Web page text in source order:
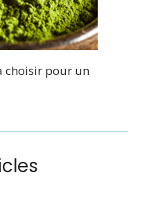
choisir pour un